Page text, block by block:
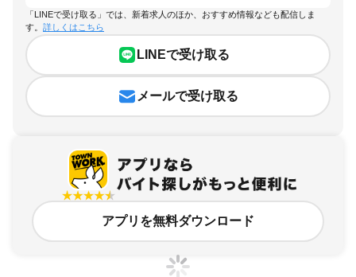
「LINEで受け取る」では、新着求人のほか、おすすめ情報なども配信しま
す。 詳しくはこちら
LINEで受け取る
メールで受け取る
アプリを無料ダウンロード